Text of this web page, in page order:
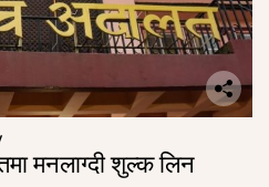
मनलाग्दी शुल्क लिन